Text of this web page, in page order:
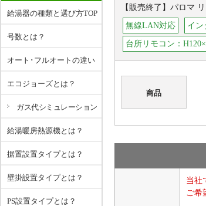
【販売終了】パロマ
無線LAN対応 イン
台所リモコン：
商品
当社
ご希
給湯器の種類と選び方TOP
号数とは？
オート･フルオートの違い
エコジョーズとは？
ガス代シミュレーション
給湯暖房熱源機とは？
据置設置タイプとは？
壁掛設置タイプとは？
PS設置タイプとは？